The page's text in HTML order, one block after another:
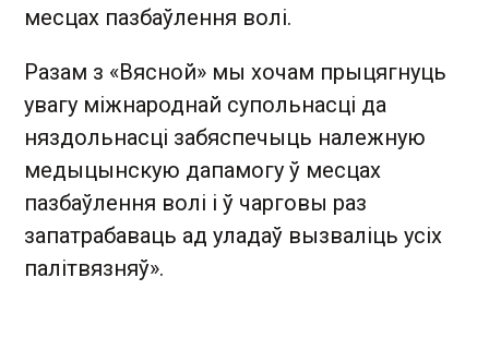
месцах пазбаўлення волі.
Разам з «Вясной» мы хочам прыцягнуць
увагу міжнароднай супольнасці да
няздольнасці забяспечыць належную
медыцынскую дапамогу ў месцах
пазбаўлення волі і ў чарговы раз
запатрабаваць ад уладаў вызваліць усіх
палітвязняў».